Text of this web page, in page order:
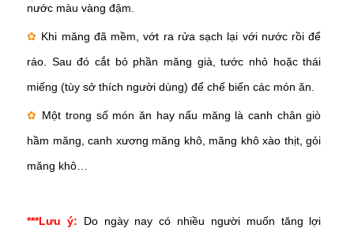
nước màu vàng đậm.
✿ Khi măng đã mềm, vớt ra rửa sạch lại với nước rồi để
ráo. Sau đó cắt bỏ phần măng già, tước nhỏ hoặc thái
miếng (tùy sở thích người dùng) để chế biến các món ăn.
✿ Một trong số món ăn hay nấu măng là canh chân giò
hầm măng, canh xương măng khô, măng khô xào thịt, gỏi
măng khô…
***Lưu ý: Do ngày nay có nhiều người muốn tăng lợi